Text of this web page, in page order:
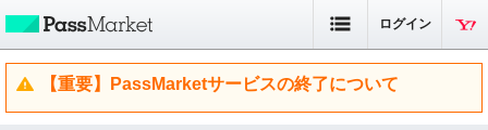
ログイン
【重要】PassMarketサービスの終了について